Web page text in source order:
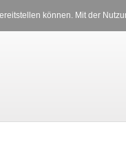
können. Mit der